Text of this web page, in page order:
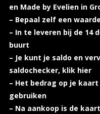
en Made by Evelien in
– Bepaal zelf een
– In te leveren bij de 14
buurt
– Je kunt je saldo en
saldochecker, klik hier
– Het bedrag op je
gebruiken
– Na aankoop is de